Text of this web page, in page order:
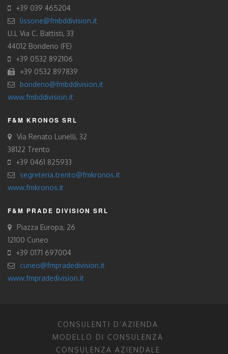
+39 039 465204
lissone@fmbddivision.it
U.L Via C. Battisti, 33
44012 Bondeno (FE)
+39 0532 892106
+39 0532 897839
bondeno@fmbddivision.it
www.fmbddivision.it
F&M KRONOS SRL
Via Renato Lunelli, 32
38122 Trento
+39 0461 825933
segreteria.trento@fmkronos.it
www.fmkronos.it
F&M PRADE DIVISION SRL
Piazza Europa, 26
12100 Cuneo
+39 0171 697004
cuneo@fmpradedivision.it
www.fmpradedivision.it
CONSULENTI D’AZIENDA
MODELLO DI CONSULENZA
CONSULENZA AZIENDALE